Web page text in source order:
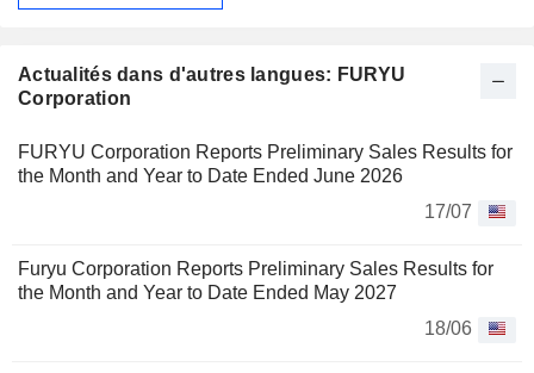
Actualités dans d'autres langues: FURYU
Corporation
FURYU Corporation Reports Preliminary Sales Results for
the Month and Year to Date Ended June 2026
17/07
Furyu Corporation Reports Preliminary Sales Results for
the Month and Year to Date Ended May 2027
18/06